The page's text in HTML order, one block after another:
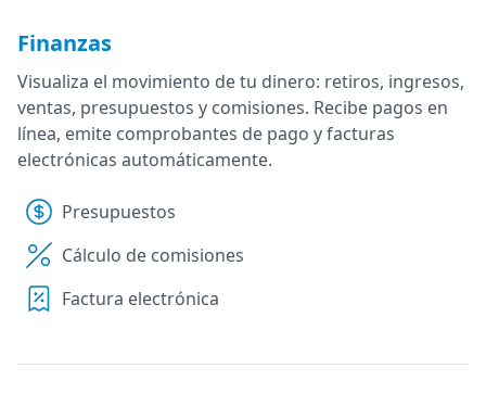
Finanzas
Visualiza el movimiento de tu dinero: retiros, ingresos,
ventas, presupuestos y comisiones. Recibe pagos en
línea, emite comprobantes de pago y facturas
electrónicas automáticamente.
Presupuestos
Cálculo de comisiones
Factura electrónica